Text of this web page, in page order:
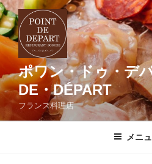
コ
ン
テ
ン
へ
ス
キ
ッ
ポワン・ドゥ・デ
DE・DÉPART
フランス料理店
メニ